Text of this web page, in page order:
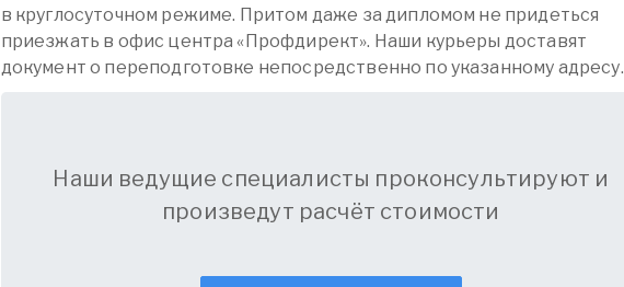
в круглосуточном режиме. Притом даже за дипломом не придеться
приезжать в офис центра «Профдирект». Наши курьеры доставят
документ о переподготовке непосредственно по указанному адресу.
Наши ведущие специалисты проконсультируют и
произведут расчёт стоимости